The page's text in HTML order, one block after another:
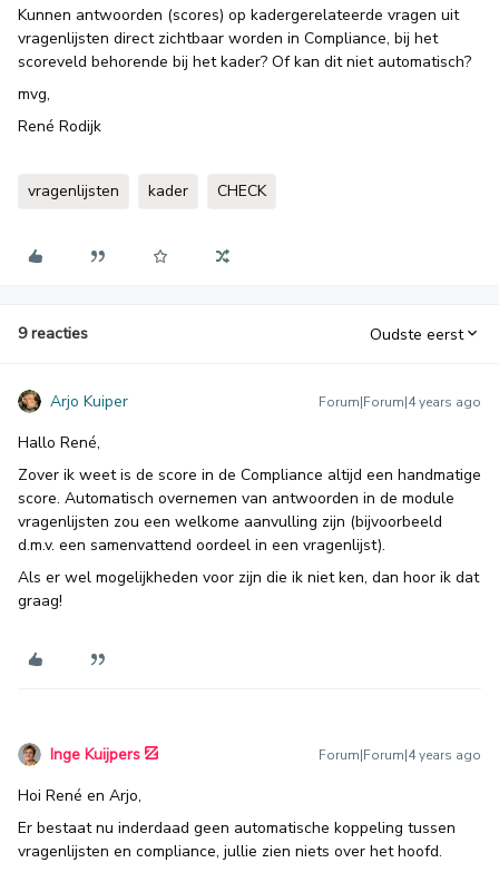
Kunnen antwoorden (scores) op kadergerelateerde vragen uit
vragenlijsten direct zichtbaar worden in Compliance, bij het
scoreveld behorende bij het kader? Of kan dit niet automatisch?
mvg,
René Rodijk
vragenlijsten kader CHECK
9 reacties Oudste eerst
Arjo Kuiper Forum|Forum|4 years ago
Hallo René,
Zover ik weet is de score in de Compliance altijd een handmatige
score. Automatisch overnemen van antwoorden in de module
vragenlijsten zou een welkome aanvulling zijn (bijvoorbeeld
d.m.v. een samenvattend oordeel in een vragenlijst).
Als er wel mogelijkheden voor zijn die ik niet ken, dan hoor ik dat
graag!
Inge Kuijpers Forum|Forum|4 years ago
Hoi René en Arjo,
Er bestaat nu inderdaad geen automatische koppeling tussen
vragenlijsten en compliance, jullie zien niets over het hoofd.